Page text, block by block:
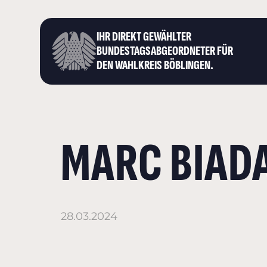
IHR DIREKT GEWÄHLTER
BUNDESTAGS­ABGEORDNETER FÜR
DEN WAHLKREIS BÖBLINGEN.
MARC
28.03.2024